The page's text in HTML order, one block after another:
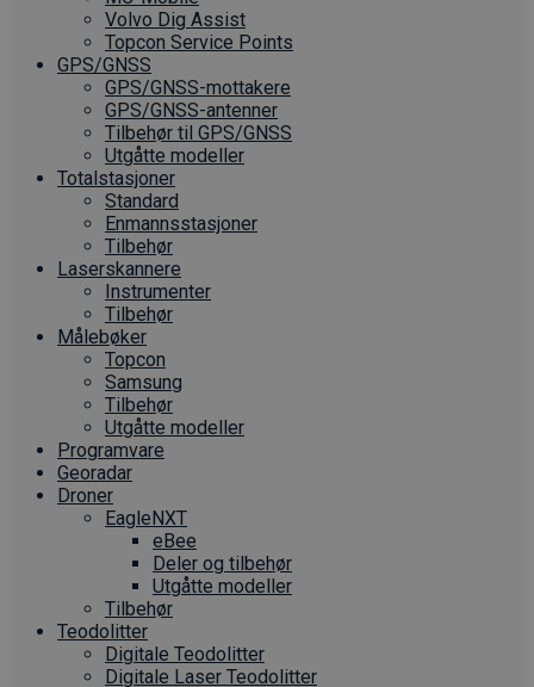
Volvo Dig Assist
Topcon Service Points
GPS/GNSS
GPS/GNSS-mottakere
GPS/GNSS-antenner
Tilbehør til GPS/GNSS
Utgåtte modeller
Totalstasjoner
Standard
Enmannsstasjoner
Tilbehør
Laserskannere
Instrumenter
Tilbehør
Målebøker
Topcon
Samsung
Tilbehør
Utgåtte modeller
Programvare
Georadar
Droner
EagleNXT
eBee
Deler og tilbehør
Utgåtte modeller
Tilbehør
Teodolitter
Digitale Teodolitter
Digitale Laser Teodolitter